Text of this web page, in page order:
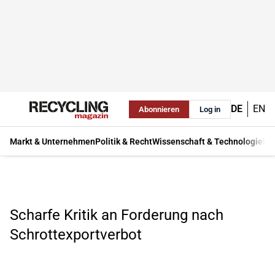
Abonnieren Log in DE EN
Markt & UnternehmenPolitik & RechtWissenschaft & Technologie
Scharfe Kritik an Forderung nach
Schrottexportverbot